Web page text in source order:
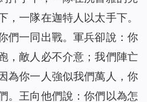
，一隊在迦特人以太手下。
們一同出戰。軍兵卻說：你
，敵人必不介意；我們陣亡
為你一人強似我們萬人，你
。王向他們說：你們以為怎